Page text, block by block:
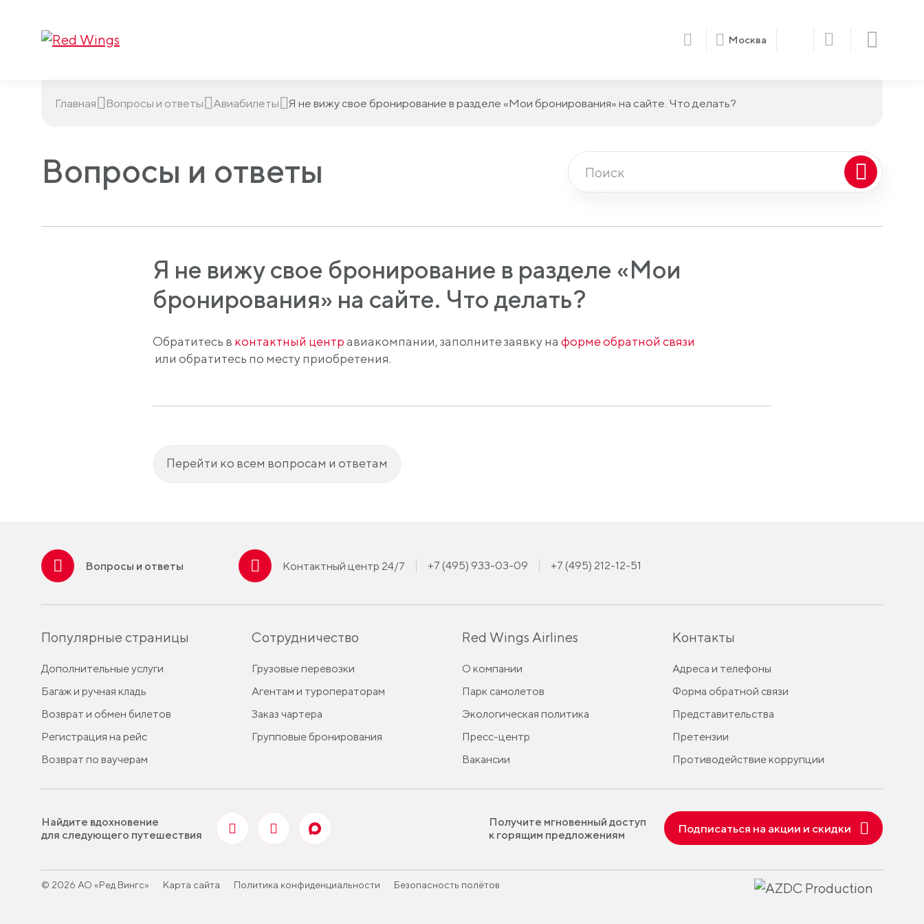
Москва
Главная Вопросы и ответы Авиабилеты Я не вижу свое бронирование в разделе «Мои бронирования» на сайте. Что делать?
Вопросы и ответы
Я не вижу свое бронирование в разделе «Мои
бронирования» на сайте. Что делать?
Обратитесь в контактный центравиакомпании, заполните заявку на форме обратной связи
или обратитесь по месту приобретения.
Перейти ко всем вопросам и ответам
Вопросы и ответы Контактный центр 24/7 +7 (495) 933-03-09 +7 (495) 212-12-51
Популярные страницы
Дополнительные услуги
Багаж и ручная кладь
Возврат и обмен билетов
Регистрация на рейс
Возврат по ваучерам
Сотрудничество
Грузовые перевозки
Агентам и туроператорам
Заказ чартера
Групповые бронирования
Red Wings Airlines
О компании
Парк самолетов
Экологическая политика
Пресс-центр
Вакансии
Контакты
Адреса и телефоны
Форма обратной связи
Представительства
Претензии
Противодействие коррупции
Найдите вдохновение
для следующего путешествия
Получите мгновенный доступ
к горящим предложениям
Подписаться на акции и скидки
© 2026 АО «Ред Вингс» Карта сайта Политика конфиденциальности Безопасность полётов